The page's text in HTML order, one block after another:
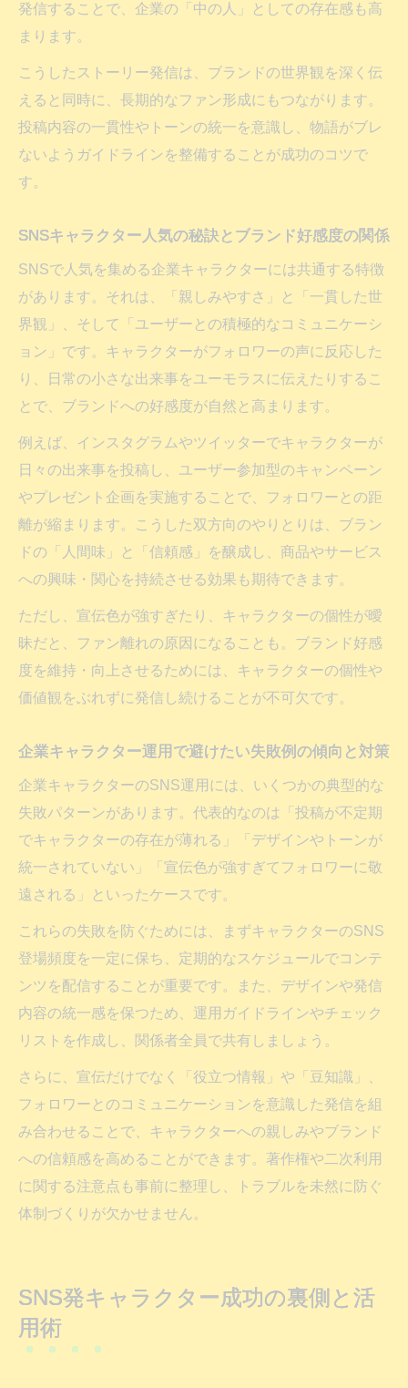
SNSキャラクター人気に直結する投稿スタ
イル例
発信することで、企業の「中の人」としての存在感も高
まります。
こうしたストーリー発信は、ブランドの世界観を深く伝
えると同時に、長期的なファン形成にもつながります。
投稿内容の一貫性やトーンの統一を意識し、物語がブレ
ないようガイドラインを整備することが成功のコツで
す。
SNSキャラクター人気の秘訣とブランド好感度の関係
SNSで人気を集める企業キャラクターには共通する特徴
があります。それは、「親しみやすさ」と「一貫した世
界観」、そして「ユーザーとの積極的なコミュニケーシ
ョン」です。キャラクターがフォロワーの声に反応した
り、日常の小さな出来事をユーモラスに伝えたりするこ
とで、ブランドへの好感度が自然と高まります。
例えば、インスタグラムやツイッターでキャラクターが
日々の出来事を投稿し、ユーザー参加型のキャンペーン
やプレゼント企画を実施することで、フォロワーとの距
離が縮まります。こうした双方向のやりとりは、ブラン
ドの「人間味」と「信頼感」を醸成し、商品やサービス
への興味・関心を持続させる効果も期待できます。
ただし、宣伝色が強すぎたり、キャラクターの個性が曖
昧だと、ファン離れの原因になることも。ブランド好感
度を維持・向上させるためには、キャラクターの個性や
価値観をぶれずに発信し続けることが不可欠です。
企業キャラクター運用で避けたい失敗例の傾向と対策
企業キャラクターのSNS運用には、いくつかの典型的な
失敗パターンがあります。代表的なのは「投稿が不定期
でキャラクターの存在が薄れる」「デザインやトーンが
統一されていない」「宣伝色が強すぎてフォロワーに敬
遠される」といったケースです。
これらの失敗を防ぐためには、まずキャラクターのSNS
登場頻度を一定に保ち、定期的なスケジュールでコンテ
ンツを配信することが重要です。また、デザインや発信
内容の統一感を保つため、運用ガイドラインやチェック
リストを作成し、関係者全員で共有しましょう。
さらに、宣伝だけでなく「役立つ情報」や「豆知識」、
フォロワーとのコミュニケーションを意識した発信を組
み合わせることで、キャラクターへの親しみやブランド
への信頼感を高めることができます。著作権や二次利用
に関する注意点も事前に整理し、トラブルを未然に防ぐ
体制づくりが欠かせません。
SNS発キャラクター成功の裏側と活
用術